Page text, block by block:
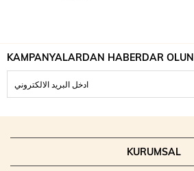
KAMPANYALARDAN HABERDAR OLUN
KURUMSAL